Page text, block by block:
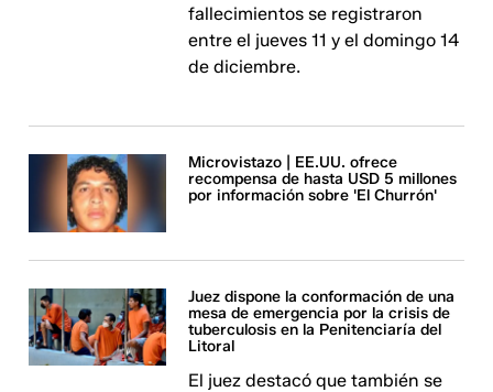
fallecimientos se registraron
entre el jueves 11 y el domingo 14
de diciembre.
Microvistazo | EE.UU. ofrece
recompensa de hasta USD 5 millones
por información sobre 'El Churrón'
Juez dispone la conformación de una
mesa de emergencia por la crisis de
tuberculosis en la Penitenciaría del
Litoral
El juez destacó que también se